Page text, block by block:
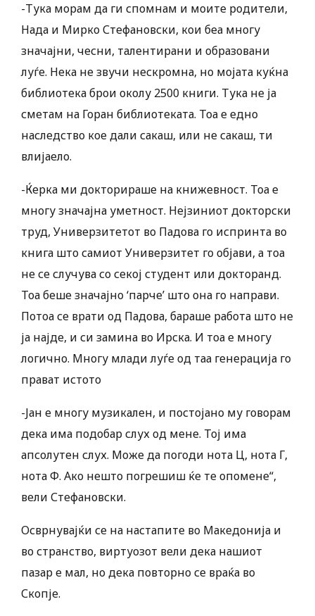
-Тука морам да ги спомнам и моите родители,
Нада и Мирко Стефановски, кои беа многу
значајни, чесни, талентирани и образовани
луѓе. Нека не звучи нескромна, но мојата куќна
библиотека брои околу 2500 книги. Тука не ја
сметам на Горан библиотеката. Тоа е едно
наследство кое дали сакаш, или не сакаш, ти
влијаело.
-Ќерка ми докторираше на книжевност. Тоа е
многу значајна уметност. Нејзиниот докторски
труд, Универзитетот во Падова го испринта во
книга што самиот Универзитет го објави, а тоа
не се случува со секој студент или докторанд.
Тоа беше значајно ‘парче’ што она го направи.
Потоа се врати од Падова, бараше работа што не
ја најде, и си замина во Ирска. И тоа е многу
логично. Многу млади луѓе од таа генерација го
прават истото
-Јан е многу музикален, и постојано му говорам
дека има подобар слух од мене. Тој има
апсолутен слух. Може да погоди нота Ц, нота Г,
нота Ф. Ако нешто погрешиш ќе те опомене“,
вели Стефановски.
Осврнувајќи се на настапите во Македонија и
во странство, виртуозот вели дека нашиот
пазар е мал, но дека повторно се враќа во
Скопје.